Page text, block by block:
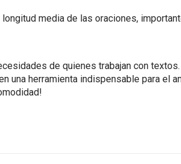
media de las oraciones,
de quienes trabajan con
una herramienta indispensable para el